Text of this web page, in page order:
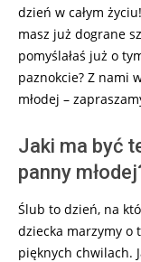
dzień w całym
masz już dograne
pomyślałaś już o
paznokcie? Z nami
młodej –
Jaki ma być
panny
Ślub to dzień, na
dziecka marzymy o
pięknych chwilach.